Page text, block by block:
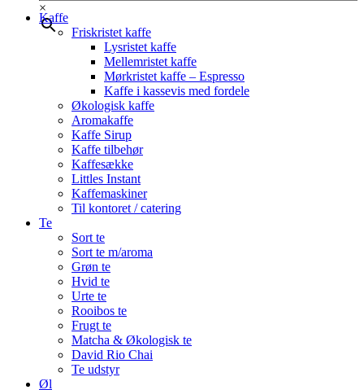
×
Kaffe
Friskristet kaffe
Lysristet kaffe
Mellemristet kaffe
Mørkristet kaffe – Espresso
Kaffe i kassevis med fordele
Økologisk kaffe
Aromakaffe
Kaffe Sirup
Kaffe tilbehør
Kaffesække
Littles Instant
Kaffemaskiner
Til kontoret / catering
Te
Sort te
Sort te m/aroma
Grøn te
Hvid te
Urte te
Rooibos te
Frugt te
Matcha & Økologisk te
David Rio Chai
Te udstyr
Øl